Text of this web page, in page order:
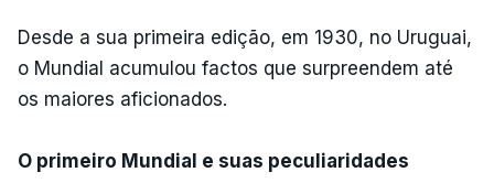
Desde a sua primeira edição, em 1930, no Uruguai,
o Mundial acumulou factos que surpreendem até
os maiores aficionados.
O primeiro Mundial e suas peculiaridades